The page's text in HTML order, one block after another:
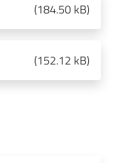
(184.50 kB)
(152.12 kB)